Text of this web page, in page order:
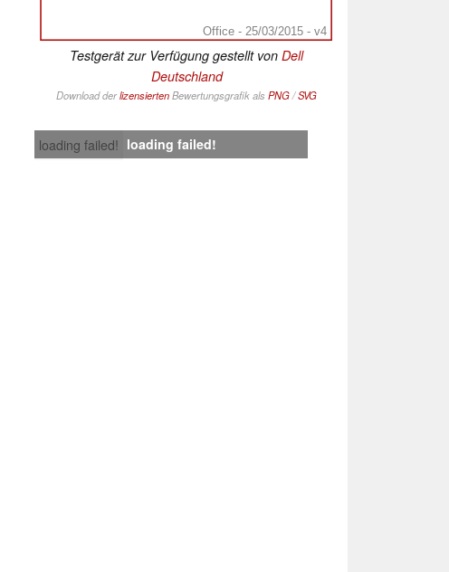
Office - 25/03/2015 - v4
Testgerät zur Verfügung gestellt von Dell
Deutschland
Download derlizensiertenBewertungsgrafik als PNG/SVG
loading failed! loading failed!